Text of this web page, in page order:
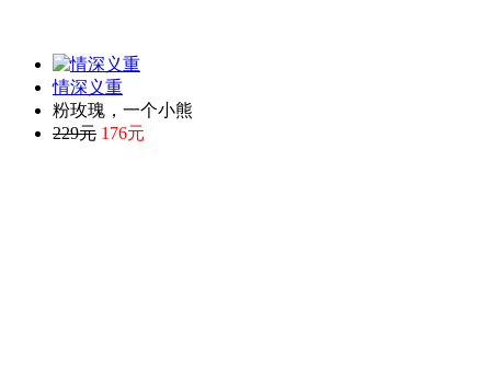
情深义重
粉玫瑰，一个小熊
229元 176元